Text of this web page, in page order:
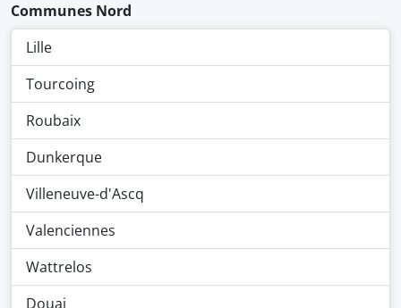
Communes Nord
Lille
Tourcoing
Roubaix
Dunkerque
Villeneuve-d'Ascq
Valenciennes
Wattrelos
Douai